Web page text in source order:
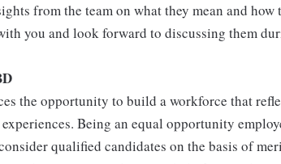
from the team on what they mean and how
you and look forward to discussing them
the opportunity to build a workforce that
Being an equal opportunity
qualified candidates on the basis of